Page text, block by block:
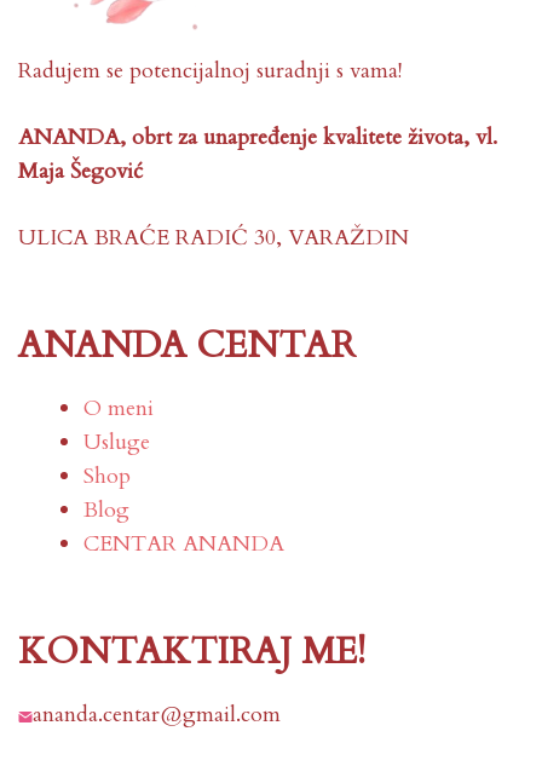
Radujem se potencijalnoj suradnji s vama!
ANANDA, obrt za unapređenje kvalitete života, vl.
Maja Šegović
ULICA BRAĆE RADIĆ 30, VARAŽDIN
ANANDA CENTAR
O meni
Usluge
Shop
Blog
CENTAR ANANDA
KONTAKTIRAJ ME!
ananda.centar@gmail.com